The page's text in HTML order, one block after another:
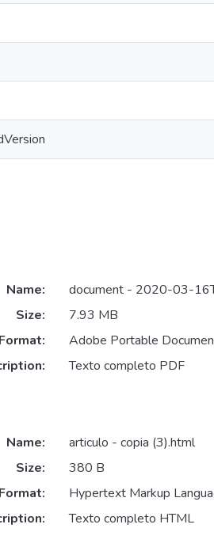
Name:
document - 2020-03-
Size:
7.93 MB
Format:
Adobe Portable
Texto completo PDF
Name:
articulo - copia (3).html
Size:
380 B
Format:
Hypertext Markup
Texto completo HTML